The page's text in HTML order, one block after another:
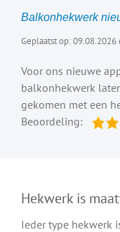
Balkonhekwerk
Geplaatst op: 09.08.2026
Voor ons nieuwe
balkonhekwerk
gekomen met een
Beoordeling:
Hekwerk is
Ieder type hekwerk